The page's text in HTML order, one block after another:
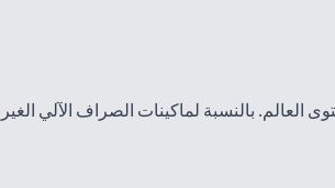
مستوى العالم. بالنسبة لماكينات الصراف الآلي